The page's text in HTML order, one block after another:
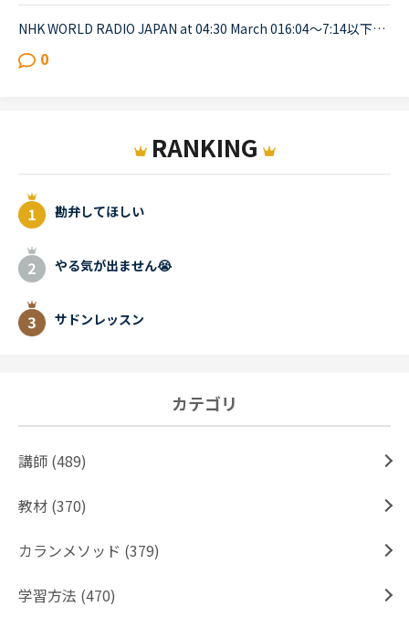
NHK WORLD RADIO JAPAN at 04:30 March 016:04～7:14以下が音声をディクテーションしたものでしたが、音源が削除されてしまったので、このトピック自体をスルーしてください。An international research team of ...
0
RANKING
勘弁してほしい
やる気が出ません😭
サドンレッスン
カテゴリ
講師 (489)
教材 (370)
カランメソッド (379)
学習方法 (470)